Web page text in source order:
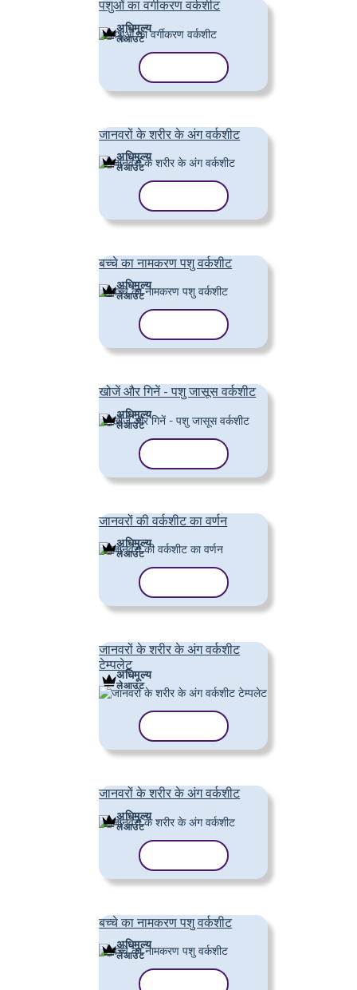
पशुओं का वर्गीकरण वर्कशीट
अधिमूल्य
लेआउट
जानवरों के शरीर के अंग वर्कशीट
अधिमूल्य
लेआउट
बच्चे का नामकरण पशु वर्कशीट
अधिमूल्य
लेआउट
खोजें और गिनें - पशु जासूस वर्कशीट
अधिमूल्य
लेआउट
जानवरों की वर्कशीट का वर्णन
अधिमूल्य
लेआउट
जानवरों के शरीर के अंग वर्कशीट
टेम्पलेट
अधिमूल्य
लेआउट
जानवरों के शरीर के अंग वर्कशीट
अधिमूल्य
लेआउट
बच्चे का नामकरण पशु वर्कशीट
अधिमूल्य
लेआउट